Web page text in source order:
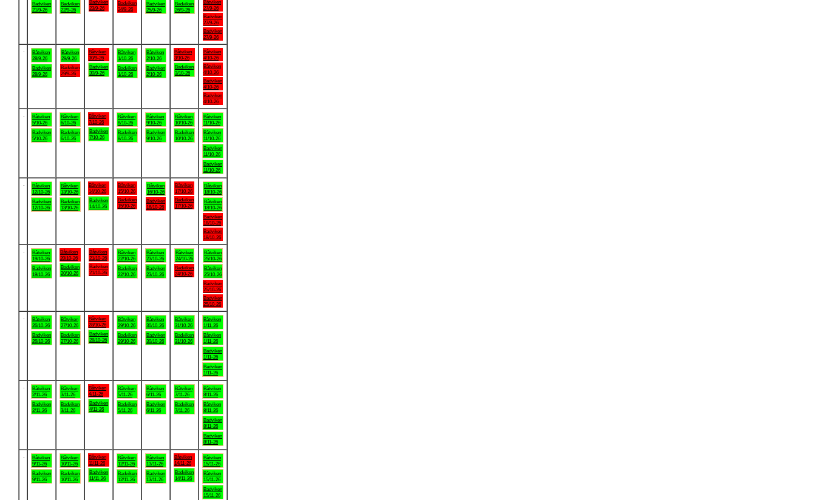
Badviken
21/9-26
Badviken
22/9-26
Badviken
23/9-26
Badviken
24/9-26
Badviken
25/9-26
Badviken
26/9-26
Båtviken
27/9-26
Badviken
27/9-26
Badviken
27/9-26
Båtviken
28/9-26
Badviken
28/9-26
Båtviken
29/9-26
Badviken
29/9-26
Båtviken
30/9-26
Badviken
30/9-26
Båtviken
1/10-26
Badviken
1/10-26
Båtviken
2/10-26
Badviken
2/10-26
Båtviken
3/10-26
Badviken
3/10-26
Båtviken
4/10-26
Båtviken
4/10-26
Badviken
4/10-26
Badviken
4/10-26
Båtviken
5/10-26
Badviken
5/10-26
Båtviken
6/10-26
Badviken
6/10-26
Båtviken
7/10-26
Badviken
7/10-26
Båtviken
8/10-26
Badviken
8/10-26
Båtviken
9/10-26
Badviken
9/10-26
Båtviken
10/10-26
Badviken
10/10-26
Båtviken
11/10-26
Båtviken
11/10-26
Badviken
11/10-26
Badviken
11/10-26
Båtviken
12/10-26
Badviken
12/10-26
Båtviken
13/10-26
Badviken
13/10-26
Båtviken
14/10-26
Badviken
14/10-26
Båtviken
15/10-26
Badviken
15/10-26
Båtviken
16/10-26
Badviken
16/10-26
Båtviken
17/10-26
Badviken
17/10-26
Båtviken
18/10-26
Båtviken
18/10-26
Badviken
18/10-26
Badviken
18/10-26
Båtviken
19/10-26
Badviken
19/10-26
Båtviken
20/10-26
Badviken
20/10-26
Båtviken
21/10-26
Badviken
21/10-26
Båtviken
22/10-26
Badviken
22/10-26
Båtviken
23/10-26
Badviken
23/10-26
Båtviken
24/10-26
Badviken
24/10-26
Båtviken
25/10-26
Båtviken
25/10-26
Badviken
25/10-26
Badviken
25/10-26
Båtviken
26/10-26
Badviken
26/10-26
Båtviken
27/10-26
Badviken
27/10-26
Båtviken
28/10-26
Badviken
28/10-26
Båtviken
29/10-26
Badviken
29/10-26
Båtviken
30/10-26
Badviken
30/10-26
Båtviken
31/10-26
Badviken
31/10-26
Båtviken
1/11-26
Båtviken
1/11-26
Badviken
1/11-26
Badviken
1/11-26
Båtviken
2/11-26
Badviken
2/11-26
Båtviken
3/11-26
Badviken
3/11-26
Båtviken
4/11-26
Badviken
4/11-26
Båtviken
5/11-26
Badviken
5/11-26
Båtviken
6/11-26
Badviken
6/11-26
Båtviken
7/11-26
Badviken
7/11-26
Båtviken
8/11-26
Båtviken
8/11-26
Badviken
8/11-26
Badviken
8/11-26
Båtviken
9/11-26
Badviken
9/11-26
Båtviken
10/11-26
Badviken
10/11-26
Båtviken
11/11-26
Badviken
11/11-26
Båtviken
12/11-26
Badviken
12/11-26
Båtviken
13/11-26
Badviken
13/11-26
Båtviken
14/11-26
Badviken
14/11-26
Båtviken
15/11-26
Båtviken
15/11-26
Badviken
15/11-26